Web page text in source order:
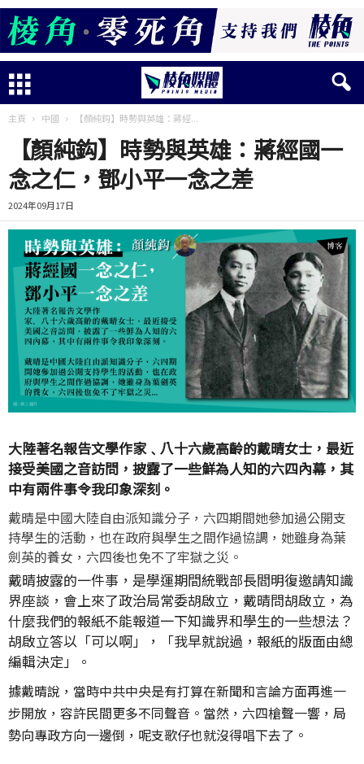
主頁 中國 【顏純鈎】時勢與英雄：蔣經...
【顏純鈎】時勢與英雄：蔣經國一
念之仁，鄧小平一念之差
2024年09月17日
大陸著名報告文學作家﹑八十六歲高齡的戴晴女士，最近
接受美國之音訪問，披露了一些鮮為人知的六四內幕，其
中有兩件事令我印象深刻。
戴晴是中國大陸自由派知識分子，六四期間她參加過公開支
持學生的活動，也在政府與學生之間作過協調，她雖身為葉
劍英的養女，六四後也免不了牢獄之災。
戴晴披露的一件事，是學運期間統戰部長閻明復邀請知識
界座談，會上來了政治局常委胡啟立，戴晴問胡啟立，為
什麼我們的報紙不能報道一下知識界和學生的一些想法？
胡啟立答以「可以啊」，「我早就說過，報紙的版面由總
編輯決定」。
據戴晴說，當時中共中央是有打算在新聞和言論方面再進一
步開放，容許民間更多不同聲音。當然，六四槍聲一響，局
勢向專政方向一邊倒，呢支歌仔也就沒得唱下去了。